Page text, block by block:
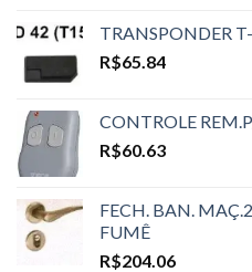
TRANSPONDER
R$65.84
CONTROLE
R$60.63
FECH. BAN.
FUMÊ
R$204.06